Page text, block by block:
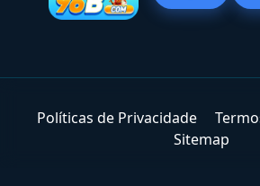
Políticas de Privacidade
Sitemap